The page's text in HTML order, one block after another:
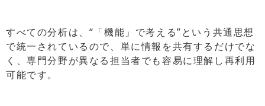
すべての分析は、“「機能」で考える”という共通思想
で統一されているので、単に情報を共有するだけでな
く、専門分野が異なる担当者でも容易に理解し再利用
可能です。